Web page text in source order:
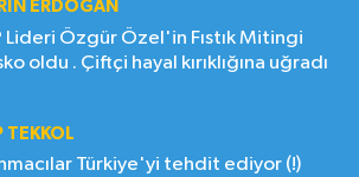
ERDOĞAN
Lideri Özgür Özel'in Fıstık Mitingi
oldu . Çiftçi hayal kırıklığına uğradı
TEKKOL
Türkiye'yi tehdit ediyor (!)